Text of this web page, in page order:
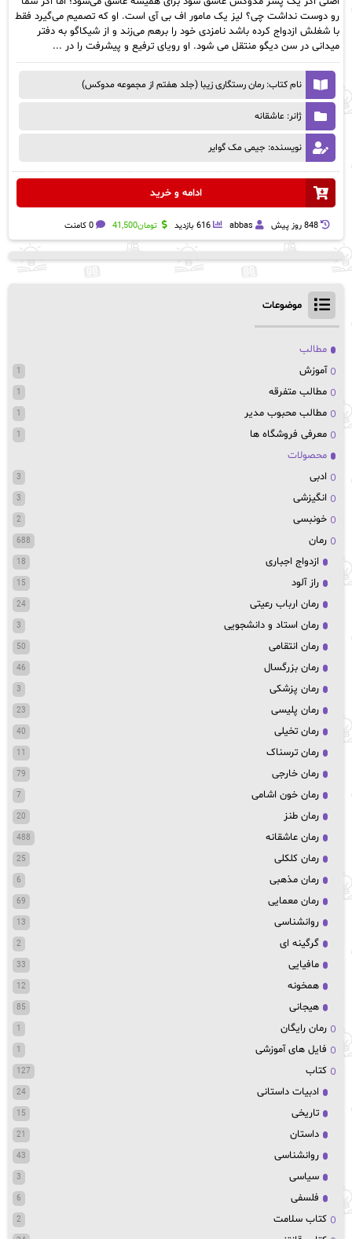
رو دوست نداشت چی؟ لیز یک مامور اف بی آی است. او که تصمیم می‌گیرد فقط
با شغلش ازدواج کرده باشد نامزدی خود را برهم می‌زند و از شیکاگو به دفتر
میدانی در سن دیگو منتقل می‌ شود. او رویای ترفیع و پیشرفت را در ...
نام کتاب: رمان رستگاری زیبا (جلد هفتم از مجموعه مدوکس)
ژانر: عاشقانه
نویسنده: جیمی مک گوایر
ادامه و خرید
848 روز پيش abbas 616 بازدید تومان41,500 0 کامنت
موضوعات
مطالب
آموزش
1
مطالب متفرقه 1
مطالب محبوب مدیر 1
معرفی فروشگاه ها 1
محصولات
ادبی
3
انگیزشی 3
خونبسی 2
رمان 688
ازدواج اجباری 18
راز آلود 15
رمان ارباب رعیتی 24
رمان استاد و دانشجویی 3
رمان انتقامی 50
رمان بزرگسال 46
رمان پزشکی 3
رمان پلیسی 23
رمان تخیلی 40
رمان ترسناک 11
رمان خارجی 79
رمان خون اشامی 7
رمان طنز 20
رمان عاشقانه 488
رمان کلکلی 25
رمان مذهبی 6
رمان معمایی 69
روانشناسی 13
گرگینه ای 2
مافیایی 33
همخونه 12
هیجانی 85
رمان رایگان 1
فایل های آموزشی 1
کتاب 127
ادبیات داستانی 24
تاریخی 15
داستان 21
روانشناسی 43
سیاسی 3
فلسفی 6
کتاب سلامت 2